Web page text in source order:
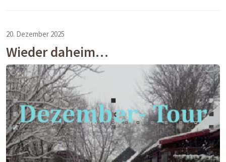
20. Dezember 2025
Wieder daheim…